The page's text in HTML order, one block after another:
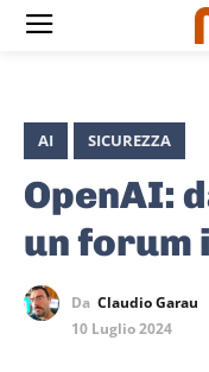
AI SICUREZZA
OpenAI:
un forum
Da Claudio Garau
10 Luglio 2024